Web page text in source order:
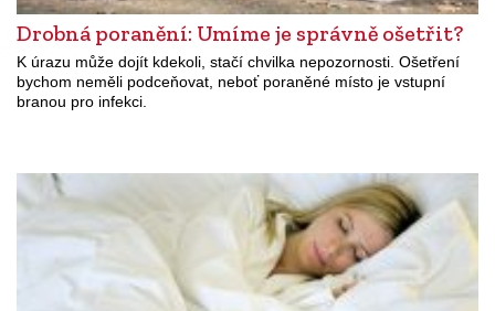
Drobná poranění: Umíme je správně ošetřit?
K úrazu může dojít kdekoli, stačí chvilka nepozornosti. Ošetření
bychom neměli podceňovat, neboť poraněné místo je vstupní
branou pro infekci.